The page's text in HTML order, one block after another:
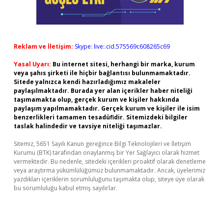
Reklam ve İletişim: Skype: live:.cid.575569c608265c69
Yasal Uyarı: Bu internet sitesi, herhangi bir marka, kurum
veya şahıs şirketi ile hiçbir bağlantısı bulunmamaktadır.
Sitede yalnızca kendi hazırladığımız makaleler
paylaşılmaktadır. Burada yer alan içerikler haber niteliği
taşımamakta olup, gerçek kurum ve kişiler hakkında
paylaşım yapılmamaktadır. Gerçek kurum ve kişiler ile isim
benzerlikleri tamamen tesadüfidir. Sitemizdeki bilgiler
taslak halindedir ve tavsiye niteliği taşımazlar.
Sitemiz, 5651 Sayılı Kanun gereğince Bilgi Teknolojileri ve İletişim
Kurumu (BTK) tarafından onaylanmış bir Yer Sağlayıcı olarak hizmet
vermektedir. Bu nedenle, sitedeki içerikleri proaktif olarak denetleme
veya araştırma yükümlülüğümüz bulunmamaktadır. Ancak, üyelerimiz
yazdıkları içeriklerin sorumluluğunu taşımakta olup, siteye üye olarak
bu sorumluluğu kabul etmiş sayılırlar.